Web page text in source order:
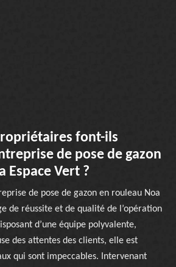
font-ils
de pose de gazon
Espace Vert ?
de pose de gazon en rouleau Noa
de réussite et de qualité de l’opération
d’une équipe polyvalente,
des attentes des clients, elle est
qui sont impeccables. Intervenant